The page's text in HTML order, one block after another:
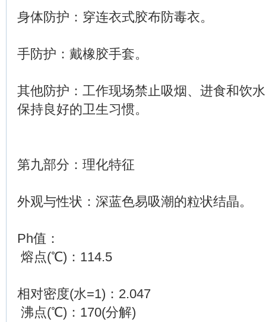
身体防护：穿连衣式胶布防毒衣。
手防护：戴橡胶手套。
其他防护：工作现场禁止吸烟、进食和饮
保持良好的卫生习惯。
第九部分：理化特征
外观与性状：深蓝色易吸潮的粒状结晶。
Ph值：
熔点(℃)：114.5
相对密度(水=1)：2.047
沸点(℃)：170(分解)